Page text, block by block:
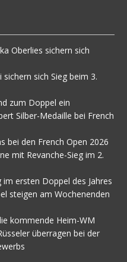
Oberlies sichern sich
sich Sieg beim 3.
zum Doppel ein
Silber-Medaille bei French
bei den French Open 2026
mit Revanche-Sieg im 2.
ersten Doppel des Jahres
steigen am Wochenenden
kommende Heim-WM
überragen bei der